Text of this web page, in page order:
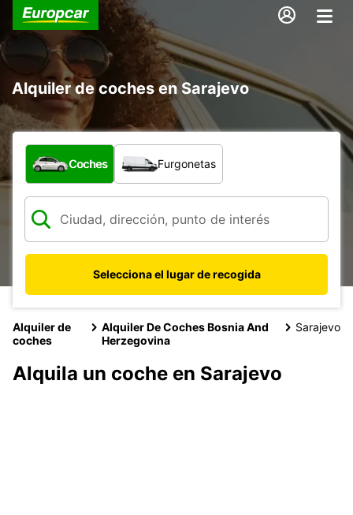
Alquiler de coches en Sarajevo
¿Qué tipo de vehículo?
Coches Furgonetas
Selecciona el lugar de recogida
Alquiler de
coches
Alquiler De Coches Bosnia And
Herzegovina
Sarajevo
Alquila un coche en Sarajevo